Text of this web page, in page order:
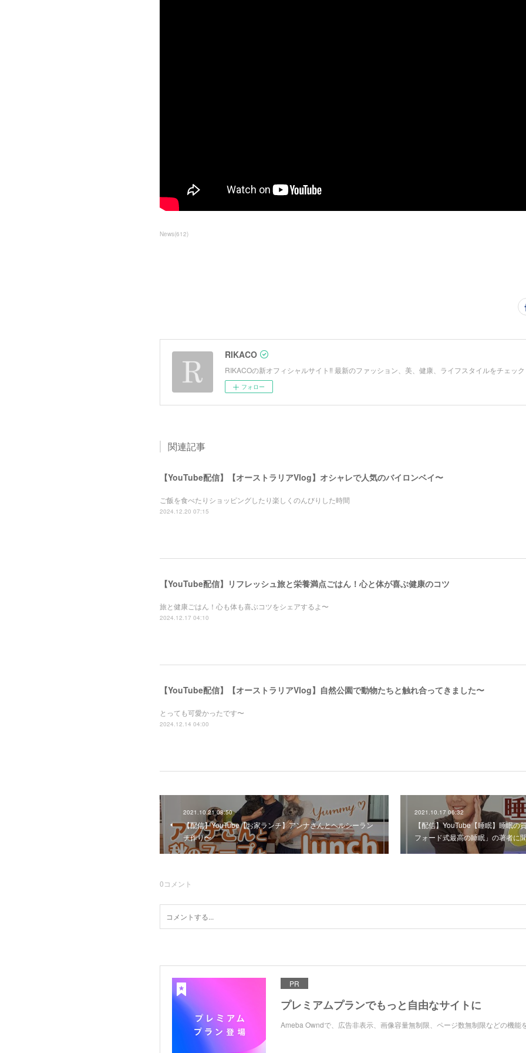
News(612)
RIKACO
RIKACOの新オフィシャルサイト‼︎ 最新のファッション、美、健康、ライフスタイルをチェッ
フォロー
関連記事
【YouTube配信】【オーストラリアVlog】オシャレで人気のバイロンベイ〜
ご飯を食べたりショッピングしたり楽しくのんびりした時間
2024.12.20 07:15
【YouTube配信】リフレッシュ旅と栄養満点ごはん！心と体が喜ぶ健康のコツ
旅と健康ごはん！心も体も喜ぶコツをシェアするよ〜
2024.12.17 04:10
【YouTube配信】【オーストラリアVlog】自然公園で動物たちと触れ合ってきました〜
とっても可愛かったです〜
2024.12.14 04:00
2021.10.21 08:50
【配信】YouTube【お家ランチ】アンナさんとヘルシーラン
チ作り〜
2021.10.17 06:32
【配信】YouTube【睡眠】睡眠の
フォード式最高の睡眠」の著者に
0コメント
PR
プレミアムプランでもっと自由なサイトに
Ameba Owndで、広告非表示、画像容量無制限、ページ数無制限などの機能